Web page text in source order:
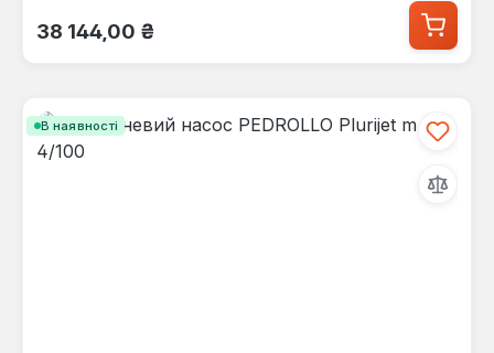
Звичайна ціна:
38 144,00 ₴
В наявності